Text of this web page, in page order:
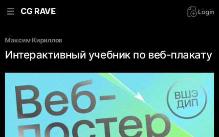
CG RAVE Login
Максим Кириллов
Интерактивный учебник по веб-плакату